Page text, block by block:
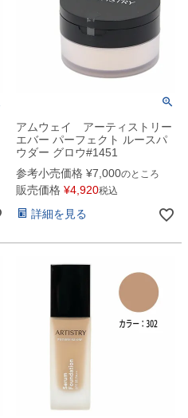
アムウェイ アーティストリー
エバー パーフェクト ルースパ
ウダー グロウ#1451
参考小売価格 ¥7,000のところ
販売価格 ¥4,920税込
詳細を見る